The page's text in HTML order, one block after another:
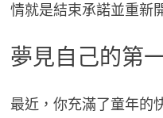
情就是結束承諾並重新
夢見自己的第
最近，你充滿了童年的